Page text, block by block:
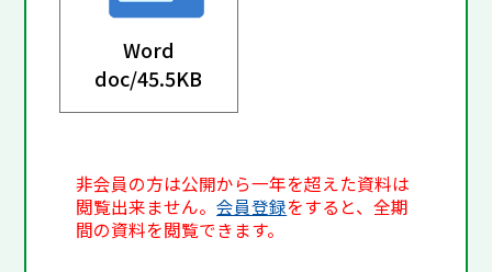
Word
doc/45.5KB
非会員の方は公開から一年を超えた資料は
閲覧出来ません。会員登録をすると、全期
間の資料を閲覧できます。